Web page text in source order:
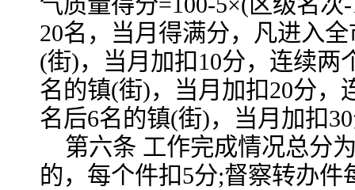
20名，当月得满分，凡进入
(街)，当月加扣10分，连续两
名的镇(街)，当月加扣20分，
名后6名的镇(街)，当月加扣
第六条 工作完成情况总分
的，每个件扣5分;督察转办件